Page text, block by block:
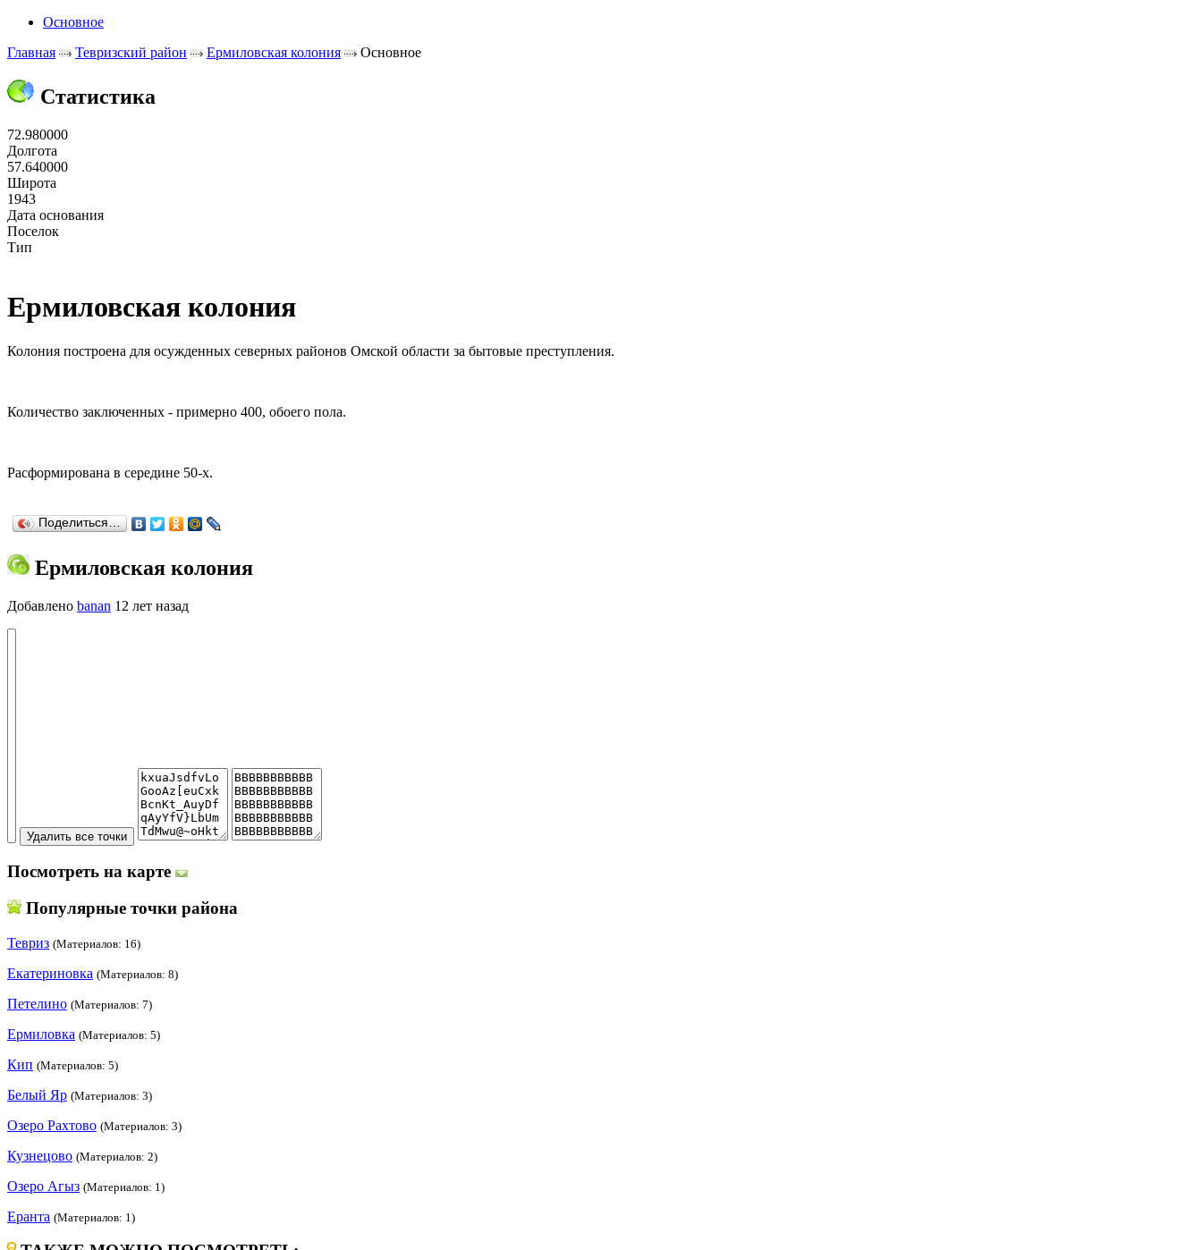
Основное
Главная
Тевризский район Ермиловская колония Основное
Статистика
72.980000
Долгота
57.640000
Широта
1943
Дата основания
Поселок
Тип
Ермиловская колония
Колония построена для осужденных северных районов Омской области за бытовые преступления.
Количество заключенных - примерно 400, обоего пола.
Расформирована в середине 50-х.
Поделиться…
Ермиловская колония
Добавлено banan 12 лет назад
Посмотреть на карте
Популярные точки района
Тевриз (Материалов: 16)
Екатериновка (Материалов: 8)
Петелино (Материалов: 7)
Ермиловка (Материалов: 5)
Кип (Материалов: 5)
Белый Яр (Материалов: 3)
Озеро Рахтово (Материалов: 3)
Кузнецово (Материалов: 2)
Озеро Агыз (Материалов: 1)
Еранта (Материалов: 1)